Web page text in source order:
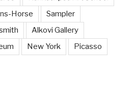
Horse
Sampler
Alkovi Gallery
New York
Picasso